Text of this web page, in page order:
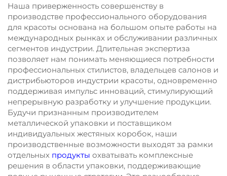
Наша приверженность совершенству в
производстве профессионального оборудования
для красоты основана на большом опыте работы на
международных рынках и обслуживании различных
сегментов индустрии. Длительная экспертиза
позволяет нам понимать меняющиеся потребности
профессиональных стилистов, владельцев салонов и
дистрибьюторов индустрии красоты, одновременно
поддерживая импульс инноваций, стимулирующий
непрерывную разработку и улучшение продукции.
Будучи признанным производителем
металлической упаковки и поставщиком
индивидуальных жестяных коробок, наши
производственные возможности выходят за рамки
отдельных продукты охватывать комплексные
решения в области упаковки, поддерживающие